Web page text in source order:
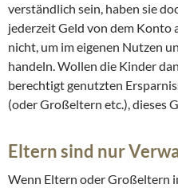
verständlich sein, haben sie
jederzeit Geld von dem Konto
nicht, um im eigenen Nutzen
handeln. Wollen die Kinder
berechtigt genutzten
(oder Großeltern etc.), dieses
Eltern sind nur
Wenn Eltern oder Großeltern